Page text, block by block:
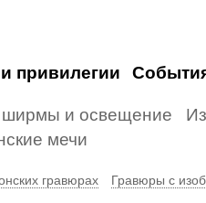
привилегии
и освещение
мечи
гравюрах Гравюры с